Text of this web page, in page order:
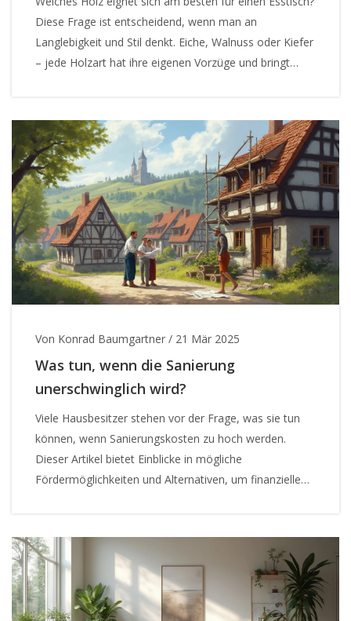
Diese Frage ist entscheidend, wenn man an
Langlebigkeit und Stil denkt. Eiche, Walnuss oder Kiefer
– jede Holzart hat ihre eigenen Vorzüge und bringt
verschiedener Holzarten und geben praktische Tipps,
die bei der Auswahl des perfekten Esstisches helfen.
Von Konrad Baumgartner / 21 Mär 2025
Was tun, wenn die Sanierung
unerschwinglich wird?
Viele Hausbesitzer stehen vor der Frage, was sie tun
können, wenn Sanierungskosten zu hoch werden.
Dieser Artikel bietet Einblicke in mögliche
Fördermöglichkeiten und Alternativen, um finanzielle
Praktische Tipps und realistische Szenarien werden
erläutert, die helfen, ökonomische Hürden zu
umschiffen.